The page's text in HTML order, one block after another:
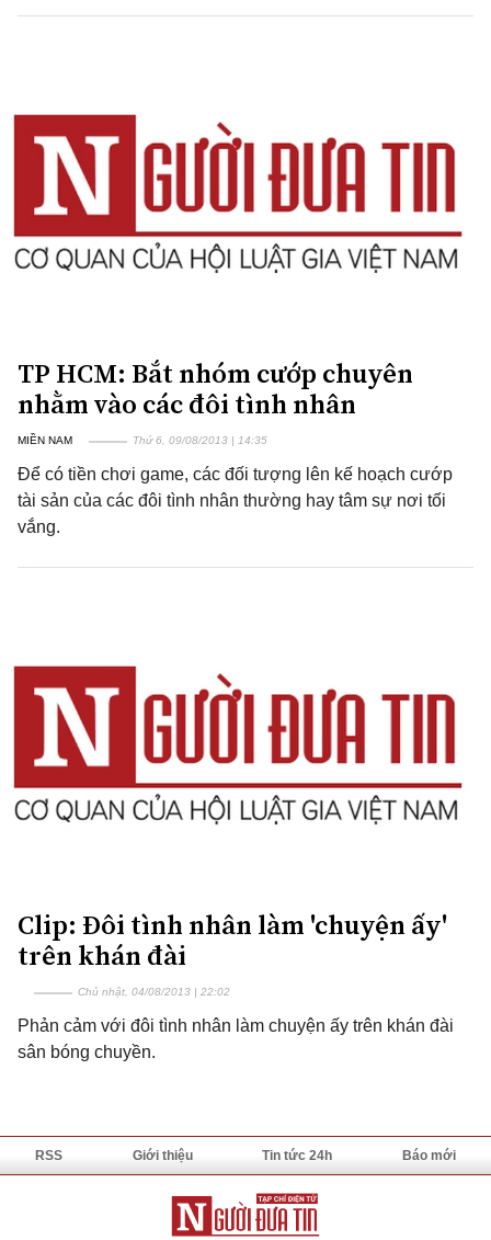
TP HCM: Bắt nhóm cướp chuyên
nhằm vào các đôi tình nhân
MIỀN NAM Thứ 6, 09/08/2013 | 14:35
Để có tiền chơi game, các đối tượng lên kế hoạch cướp
tài sản của các đôi tình nhân thường hay tâm sự nơi tối
vắng.
Clip: Đôi tình nhân làm 'chuyện ấy'
trên khán đài
Chủ nhật, 04/08/2013 | 22:02
Phản cảm với đôi tình nhân làm chuyện ấy trên khán đài
sân bóng chuyền.
RSS Giới thiệu Tin tức 24h Báo mới